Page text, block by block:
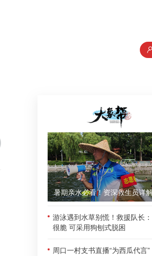
游泳遇到水草别慌！救援队长
很脆 可采用狗刨式脱困
周口一村支书直播“为西瓜代言”